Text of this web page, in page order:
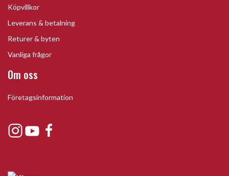
Köpvillkor
Leverans & betalning
Returer & byten
Vanliga frågor
Om oss
Företagsinformation